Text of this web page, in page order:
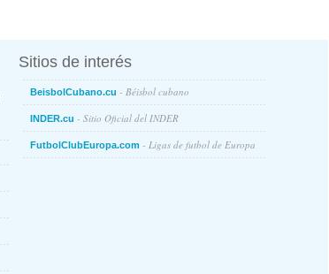
Sitios de interés
BeisbolCubano.cu - Béisbol cubano
INDER.cu - Sitio Oficial del INDER
FutbolClubEuropa.com - Ligas de futbol de Europa